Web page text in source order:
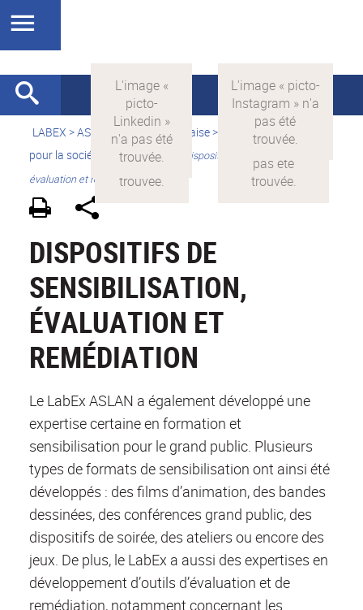
LABEX >ASLAN > Version française>
La science avec et
pour la société
Valorisation
Dispositifs de sensibilisation,
évaluation et remédiation
DISPOSITIFS DE
SENSIBILISATION,
ÉVALUATION ET
REMÉDIATION
Le LabEx ASLAN a également développé une
expertise certaine en formation et
sensibilisation pour le grand public. Plusieurs
types de formats de sensibilisation ont ainsi été
développés : des films d’animation, des bandes
dessinées, des conférences grand public, des
dispositifs de soirée, des ateliers ou encore des
jeux. De plus, le LabEx a aussi des expertises en
développement d’outils d’évaluation et de
remédiation, notamment concernant les